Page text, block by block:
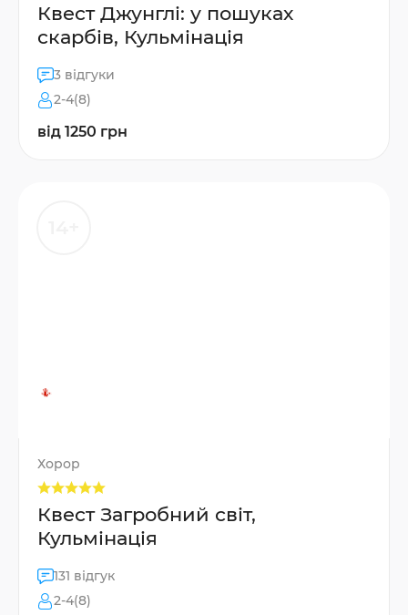
Квест Джунглі: у пошуках
скарбів, Кульмінація
3 відгуки
2-4(8)
від 1250 грн
Хорор
Квест Загробний світ,
Кульмінація
131 відгук
2-4(8)